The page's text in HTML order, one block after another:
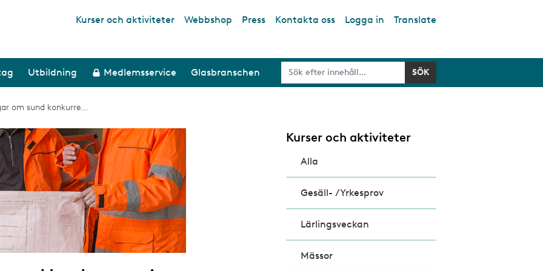
Top links
Kurser och aktiviteter Webbshop Press Kontakta oss Logga in Translate
Utbildning Medlemsservice Glasbranschen
om sund konkurre...
Kurser och aktiviteter
Alla
Gesäll- /Yrkesprov
Lärlingsveckan
Mässor